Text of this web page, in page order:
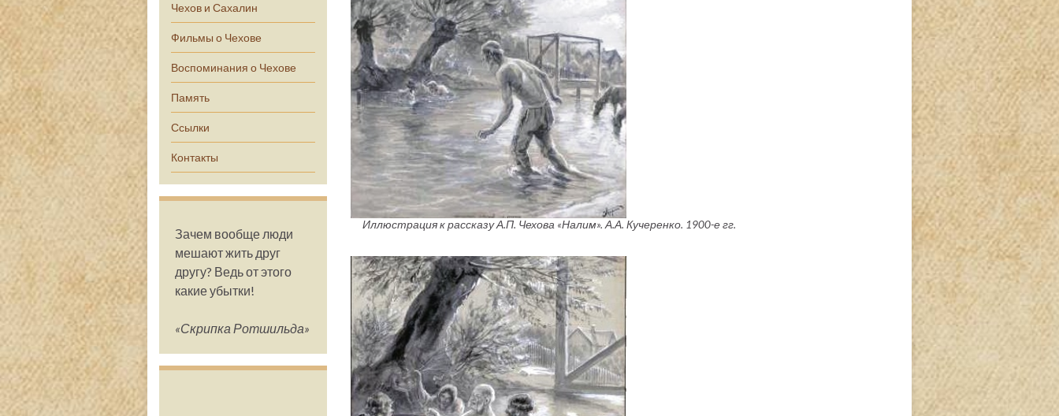
Чехов и Сахалин
Фильмы о Чехове
Воспоминания о Чехове
Память
Ссылки
Контакты
Зачем вообще люди
мешают жить друг
другу? Ведь от этого
какие убытки!
«Скрипка Ротшильда»
Иллюстрация к рассказу А.П. Чехова «Налим». А.А. Кучеренко. 1900-е гг.